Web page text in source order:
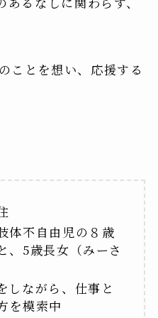
ことを想い、応援する
体不自由児の８歳
、5歳長女（みーさ
しながら、仕事と
を模索中